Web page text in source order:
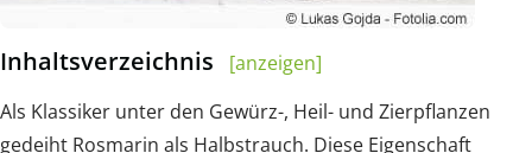
Inhaltsverzeichnis
[anzeigen]
Als Klassiker unter den Gewürz-, Heil- und Zierpflanzen
gedeiht Rosmarin als Halbstrauch. Diese Eigenschaft